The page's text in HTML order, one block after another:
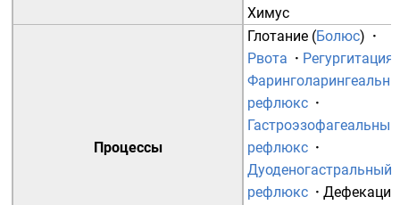
Химус
Процессы
Глотание (Болюс) ·
Рвота · Регургитация
рефлюкс ·
Гастроэзофагеальный
рефлюкс ·
Дуоденогастральный
рефлюкс · Дефекация